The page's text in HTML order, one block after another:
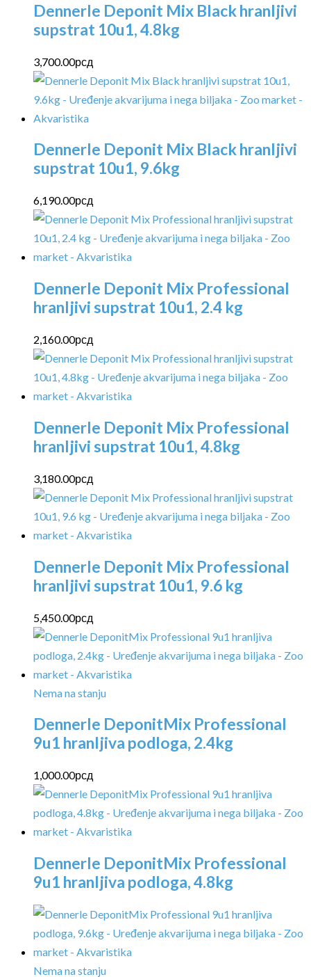
Dennerle Deponit Mix Black hranljivi
supstrat 10u1, 4.8kg
3,700.00рсд
Dennerle Deponit Mix Black hranljivi
supstrat 10u1, 9.6kg
6,190.00рсд
Dennerle Deponit Mix Professional
hranljivi supstrat 10u1, 2.4 kg
2,160.00рсд
Dennerle Deponit Mix Professional
hranljivi supstrat 10u1, 4.8kg
3,180.00рсд
Dennerle Deponit Mix Professional
hranljivi supstrat 10u1, 9.6 kg
5,450.00рсд
Nema na stanju
Dennerle DeponitMix Professional
9u1 hranljiva podloga, 2.4kg
1,000.00рсд
Dennerle DeponitMix Professional
9u1 hranljiva podloga, 4.8kg
Nema na stanju